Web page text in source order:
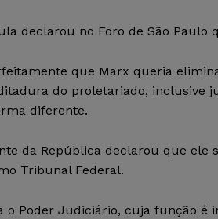
declarou no Foro de São Paulo
que Marx queria
do proletariado, inclusive
diferente.
da República declarou que ele
Tribunal Federal.
o Poder Judiciário, cuja função